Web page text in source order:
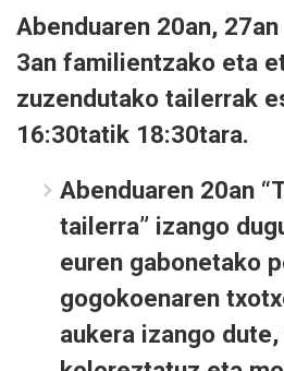
Abenduaren 20an,
3an familientzako eta
zuzendutako tailerrak
16:30tatik 18:30tara.
Abenduaren 20an
tailerra” izango
euren gabonetako
gogokoenaren
aukera izango